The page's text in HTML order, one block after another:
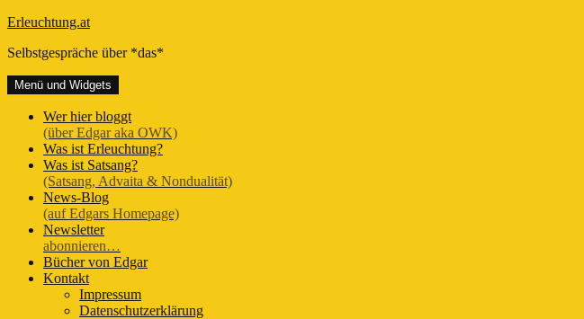
Zum
springen
Erleuchtung.at
Selbstgespräche über *das*
Menü und Widgets
Wer hier bloggt
(über Edgar aka OWK)
Was ist Erleuchtung?
Was ist Satsang?
(Satsang, Advaita & Nondualität)
News-Blog
(auf Edgars Homepage)
Newsletter
abonnieren…
Bücher von Edgar
Kontakt
Impressum
Datenschutzerklärung